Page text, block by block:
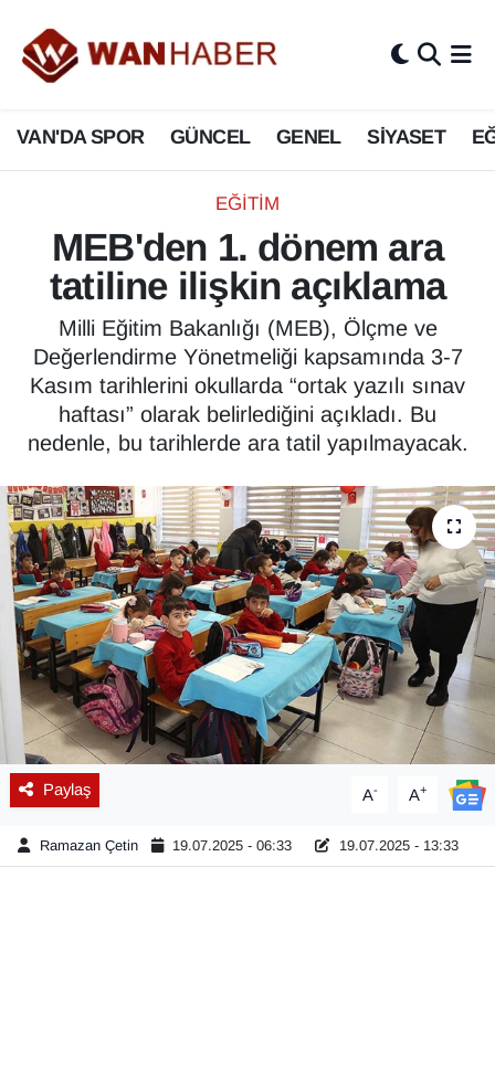
VAN'DA SPOR GÜNCEL GENEL SİYASET
EĞİTİM
MEB'den 1. dönem ara
tatiline ilişkin açıklama
Milli Eğitim Bakanlığı (MEB), Ölçme ve
Değerlendirme Yönetmeliği kapsamında 3-7
Kasım tarihlerini okullarda “ortak yazılı sınav
haftası” olarak belirlediğini açıkladı. Bu
nedenle, bu tarihlerde ara tatil yapılmayacak.
Paylaş A- A+
Ramazan Çetin 19.07.2025 - 06:33 19.07.2025 - 13:33
3.SAYFA
ASAYİŞ
BİLİM VE TEKNOLOJİ
Biyografi
ÇEVRE
Deprem
Diğer
DÜNYA
EĞİTİM
EKONOMİ
Eleman
En çok konuşulanlar
Van Nöbetçi Eczaneler
Van Hava Durumu
Van Namaz Vakitleri
Van Trafik Yoğunluk Haritası
Süper Lig Puan Durumu ve Fikstür
Tüm Manşetler
Son Dakika Haberleri